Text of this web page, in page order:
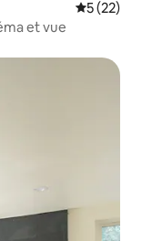
5 (22)
et vue